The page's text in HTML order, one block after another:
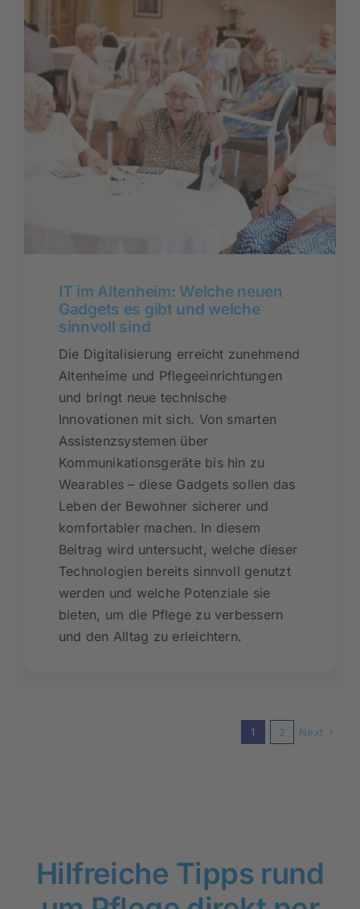
IT im Altenheim: Welche neuen
Gadgets es gibt und welche
sinnvoll sind
Die Digitalisierung erreicht zunehmend
Altenheime und Pflegeeinrichtungen
und bringt neue technische
Innovationen mit sich. Von smarten
Assistenzsystemen über
Kommunikationsgeräte bis hin zu
Wearables – diese Gadgets sollen das
Leben der Bewohner sicherer und
komfortabler machen. In diesem
Beitrag wird untersucht, welche dieser
Technologien bereits sinnvoll genutzt
werden und welche Potenziale sie
bieten, um die Pflege zu verbessern
und den Alltag zu erleichtern.
1 2 Next
Hilfreiche Tipps rund